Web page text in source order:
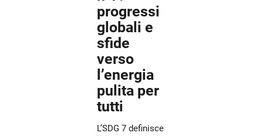
progressi
globali e
sfide
verso
l’energia
pulita per
tutti
L’SDG 7 definisce